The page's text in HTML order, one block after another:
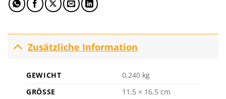
Zusätzliche Information
GEWICHT
0,240 kg
GRÖSSE
11,5 × 16,5 cm